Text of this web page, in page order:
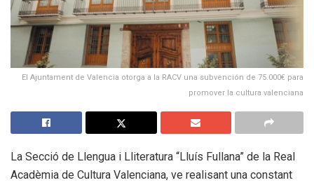
El Ajuntament de Valencia otorga a la RACV una subvención de 75.000€ para
promover la cultura valenciana
La Secció de Llengua i Lliteratura “Lluís Fullana” de la Real
Acadèmia de Cultura Valenciana, ve realisant una constant